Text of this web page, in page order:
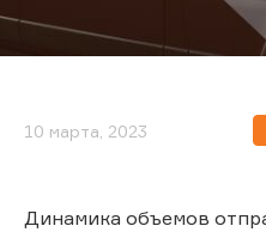
10 марта, 2023
Динамика объемов